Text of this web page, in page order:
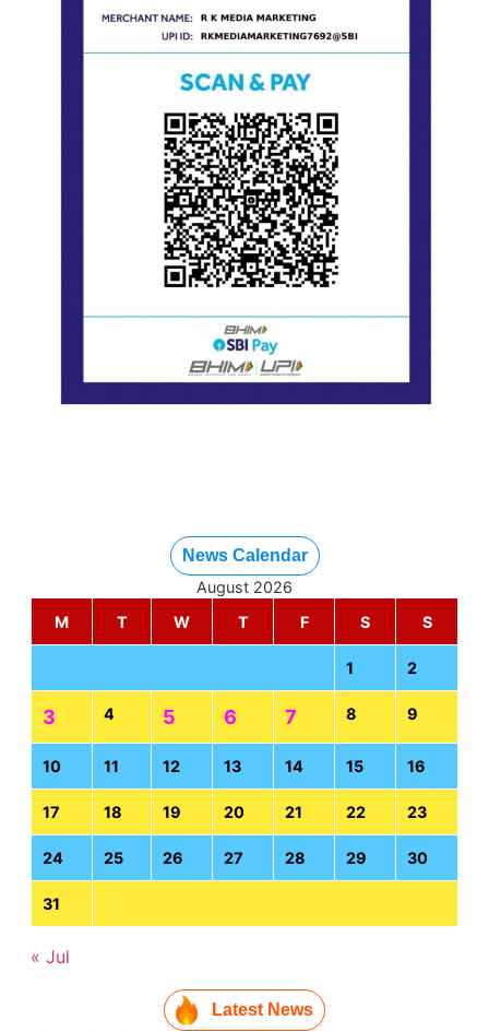
News Calendar
August 2026
M
T W T F S S
1 2
3 4 5 6 7 8 9
10 11 12 13 14 15 16
17 18 19 20 21 22 23
24 25 26 27 28 29 30
31
« Jul
Latest News